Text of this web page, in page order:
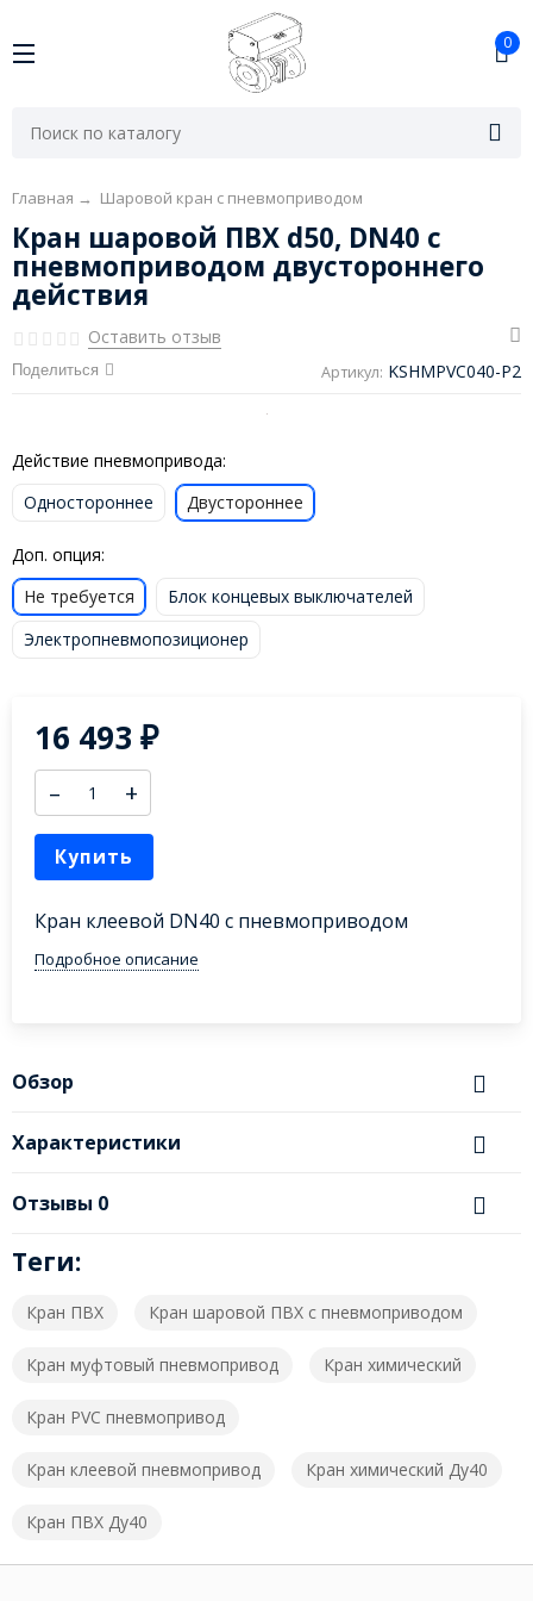
0
Главная → Шаровой кран с пневмоприводом
Кран шаровой ПВХ d50, DN40 с
пневмоприводом двустороннего
действия
Оставить отзыв
Поделиться Артикул: KSHMPVC040-P2
Действие пневмопривода:
Одностороннее
Двустороннее
Доп. опция:
Не требуется
Блок концевых выключателей
Электропневмопозиционер
16 493₽
– +
Купить
Кран клеевой DN40 с пневмоприводом
Подробное описание
Обзор
Характеристики
Отзывы 0
Теги:
Кран ПВХ Кран шаровой ПВХ с пневмоприводом
Кран муфтовый пневмопривод Кран химический
Кран PVC пневмопривод
Кран клеевой пневмопривод Кран химический Ду40
Кран ПВХ Ду40